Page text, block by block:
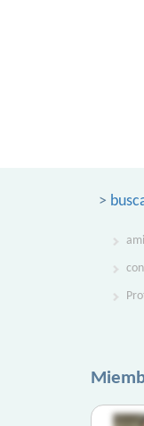
>